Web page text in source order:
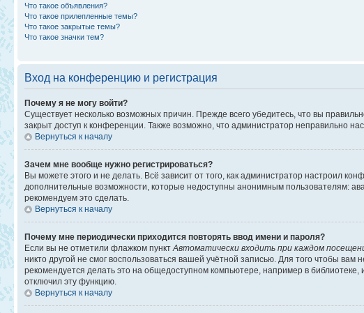
Что такое объявления?
Что такое прилепленные темы?
Что такое закрытые темы?
Что такое значки тем?
Вход на конференцию и регистрация
Почему я не могу войти?
Существует несколько возможных причин. Прежде всего убедитесь, что вы
закрыт доступ к конференции. Также возможно, что администратор неправильно
Вернуться к началу
Зачем мне вообще нужно регистрироваться?
Вы можете этого и не делать. Всё зависит от того, как администратор настроил
дополнительные возможности, которые недоступны анонимным пользователям:
рекомендуем это сделать.
Вернуться к началу
Почему мне периодически приходится повторять ввод имени и пароля?
Если вы не отметили флажком пункт Автоматически входить при каждом
никто другой не смог воспользоваться вашей учётной записью. Для того чтобы
рекомендуется делать это на общедоступном компьютере, например в библиотеке,
отключил эту функцию.
Вернуться к началу